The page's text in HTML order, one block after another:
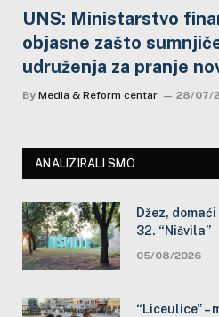
UNS: Ministarstvo
objasne zašto
udruženja za pranje
By Media & Reform centar 28/07/
ANALIZIRALI SMO
Džez,
32. “Nišvila”
05/08/2026
“Liceulice” –